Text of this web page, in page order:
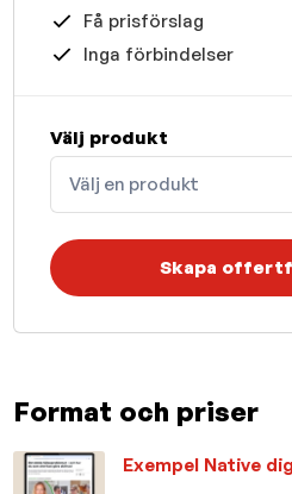
Format och priser
Exempel Native
Få prisförslag
Inga förbindelser
Välj produkt
Välj en produkt
Skapa